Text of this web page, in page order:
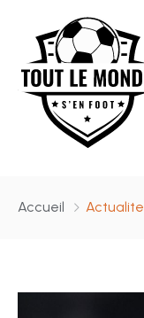
Accueil Actualite